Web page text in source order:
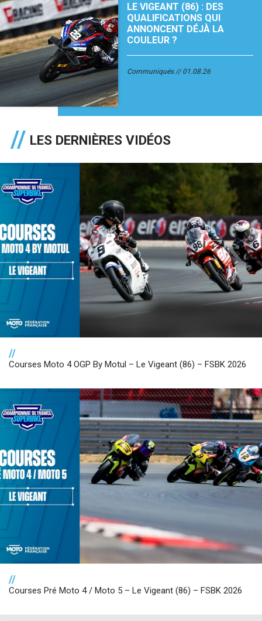
LE VIGEANT (86) : DES
QUALIFICATIONS QUI
ANNONCENT DÉJÀ LA
COULEUR ?
Communiqués 01.08.26
LES DERNIÈRES VIDÉOS
//
Courses Moto 4 OGP By Motul – Le Vigeant (86) – FSBK 2026
//
Courses Pré Moto 4 / Moto 5 – Le Vigeant (86) – FSBK 2026